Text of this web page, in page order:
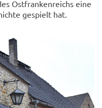
Ostfrankenreichs eine
gespielt hat.